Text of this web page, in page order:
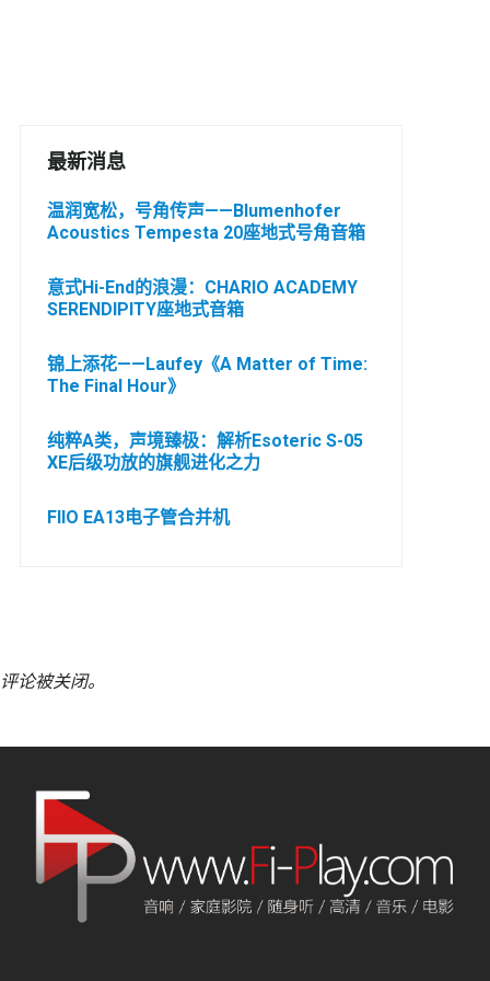
最新消息
温润宽松，号角传声——Blumenhofer
Acoustics Tempesta 20座地式号角音箱
意式Hi-End的浪漫：CHARIO ACADEMY
SERENDIPITY座地式音箱
锦上添花——Laufey《A Matter of Time:
The Final Hour》
纯粹A类，声境臻极：解析Esoteric S-05
XE后级功放的旗舰进化之力
FIIO EA13电子管合并机
评论被关闭。